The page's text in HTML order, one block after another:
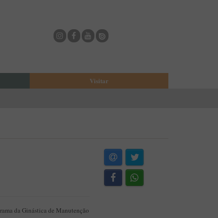
Visitar
Cine-Teatro de Estarreja
Casa-Museu Solheiro Madureira
ESTAU - Arte Urbana
da Ginástica de Manutenção